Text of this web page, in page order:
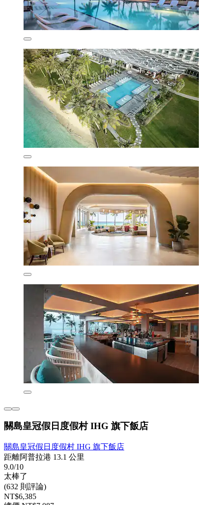
關島皇冠假日度假村 IHG 旗下飯店
關島皇冠假日度假村 IHG 旗下飯店
距離阿普拉港 13.1 公里
9.0/10
太棒了
(632 則評論)
NT$6,385